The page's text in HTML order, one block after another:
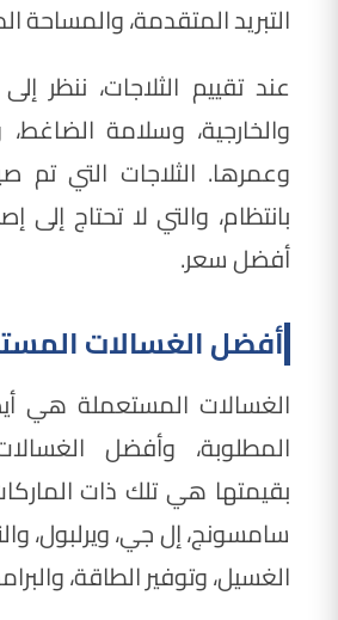
التبريد المتقدمة، والمساحة
عند تقييم الثلاجات، ننظر
والخارجية، وسلامة الضاغط،
وعمرها. الثلاجات التي تم
بانتظام، والتي لا تحتاج
أفضل سعر.
أفضل الغسالات
الغسالات المستعملة هي
المطلوبة، وأفضل
بقيمتها هي تلك ذات
سامسونج، إل جي، ويرلبول،
الغسيل، وتوفير الطاقة،